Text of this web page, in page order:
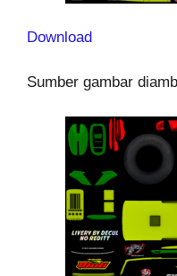
Download
Sumber gambar